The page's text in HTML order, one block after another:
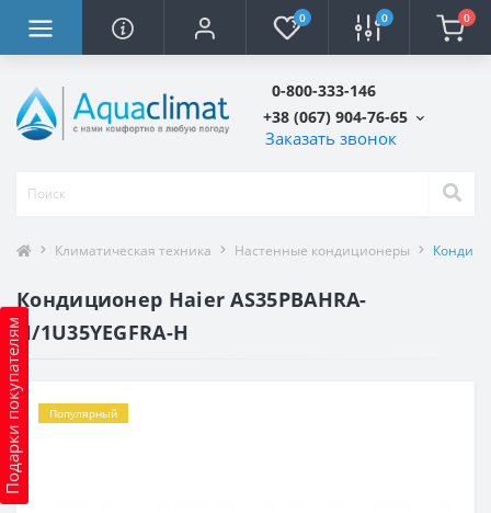
0 0 0
0-800-333-146
+38 (067) 904-76-65
Заказать звонок
Подарки покупателям
Климатическая техника Настенные кондиционеры
Кондиционер Haier AS35PBAHRA-
H/1U35YEGFRA-H
Популярный